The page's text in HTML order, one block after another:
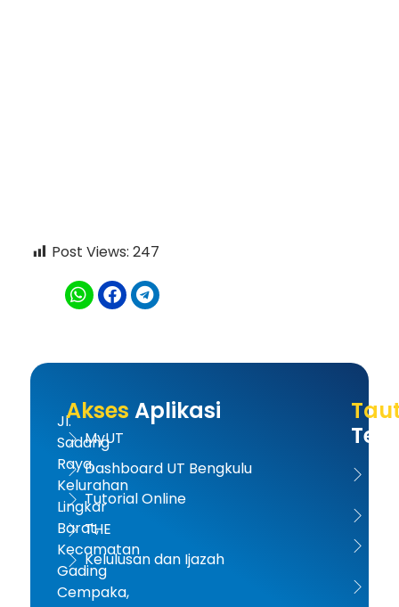
Post Views: 247
Jl.
Sadang
Raya,
Kelurahan
Lingkar
Barat,
Kecamatan
Gading
Cempaka,
Akses Aplikasi
MyUT
Dashboard UT Bengkulu
Tutorial Online
THE
Kelulusan dan Ijazah